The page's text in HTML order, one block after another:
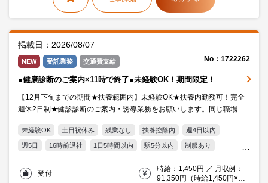
掲載日：2026/08/07
NEW 受託業務 交通費支給 No：1722262
●健康診断のご案内×11時で終了●未経験OK！期間限定！
【12月下旬までの期間★扶養範囲内】未経験OK★扶養内勤務可！完全
週休2日制★健診診断のご案内・誘導業務をお願いします。同じ職場に
す！
未経験OK 土日祝休み 残業なし 扶養控除内 週4日以内
週5日 16時前退社 1日5時間以内 駅5分以内 制服あり
オフィス禁煙・分煙 交通費支給 20代活躍中 30代活躍中
ミドル(40代)活躍中 医療
受付
時給：1,450円 ／ 月収例：
91,350円（時給1,450円×実